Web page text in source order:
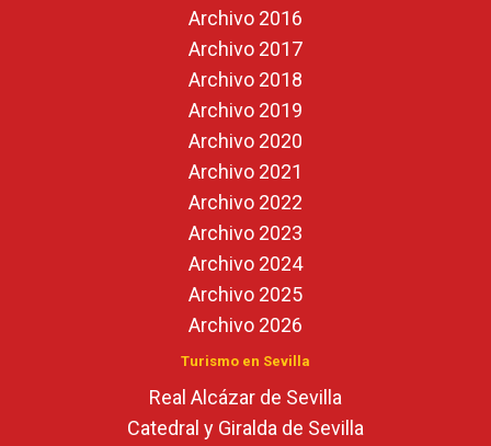
Archivo 2016
Archivo 2017
Archivo 2018
Archivo 2019
Archivo 2020
Archivo 2021
Archivo 2022
Archivo 2023
Archivo 2024
Archivo 2025
Archivo 2026
Turismo en Sevilla
Real Alcázar de Sevilla
Catedral y Giralda de Sevilla